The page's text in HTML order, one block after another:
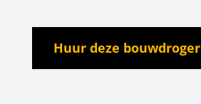
Huur deze bouwdroger